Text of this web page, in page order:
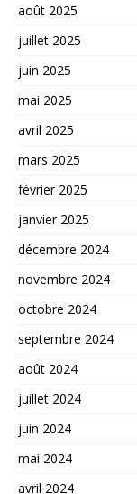
août 2025
juillet 2025
juin 2025
mai 2025
avril 2025
mars 2025
février 2025
janvier 2025
décembre 2024
novembre 2024
octobre 2024
septembre 2024
août 2024
juillet 2024
juin 2024
mai 2024
avril 2024